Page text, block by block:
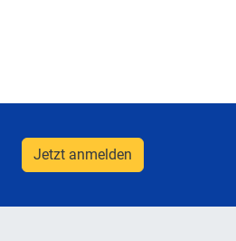
Jetzt anmelden